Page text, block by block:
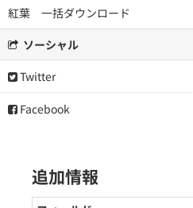
紅葉 一括ダウンロード
ソーシャル
Twitter
Facebook
追加情報